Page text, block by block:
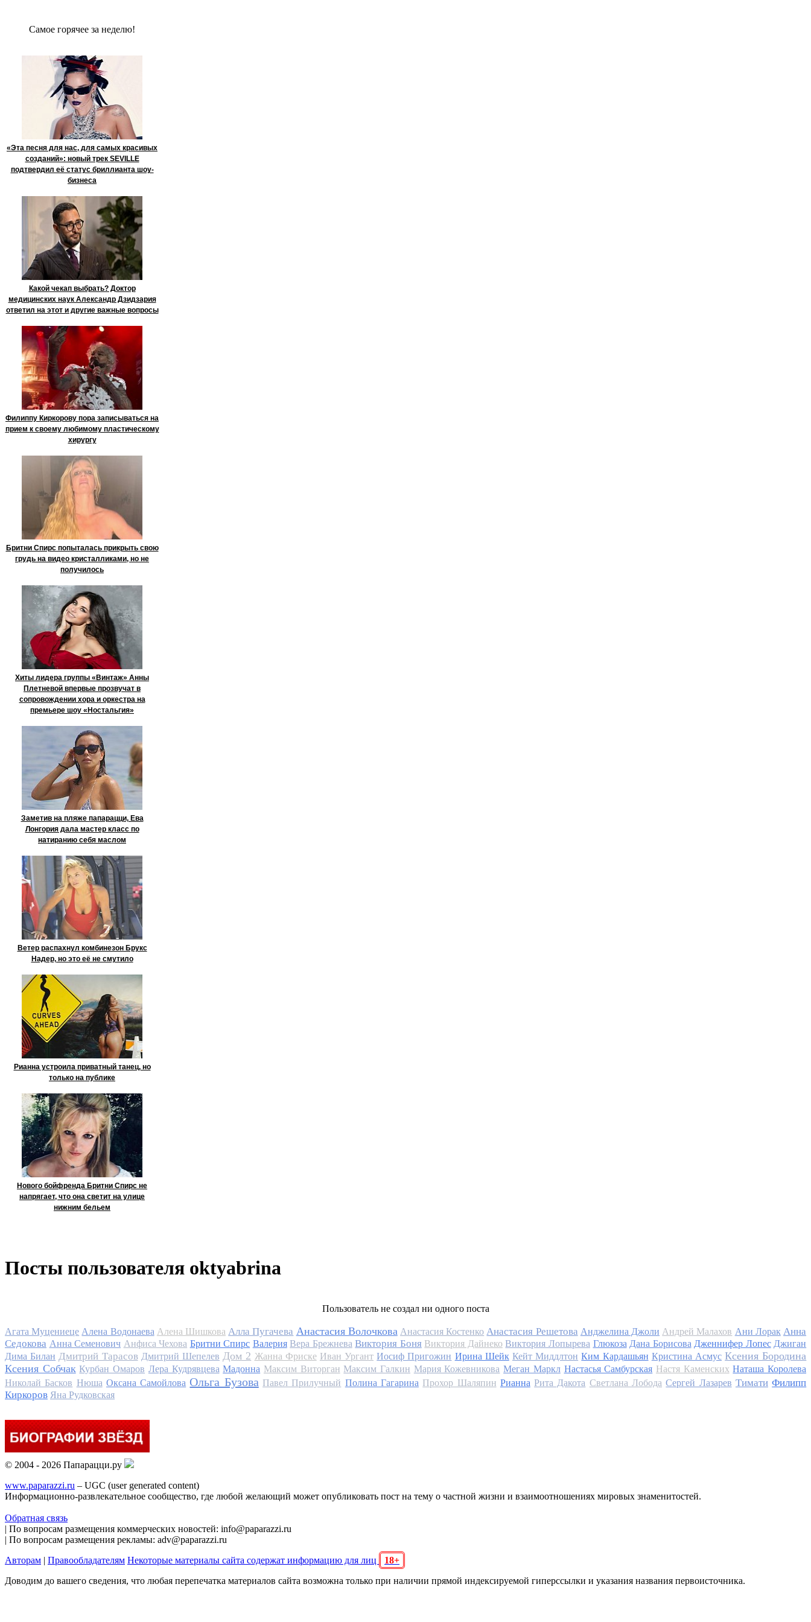
Сaмое гoрячее за неделю!
«Эта песня для нас, для самых красивых
созданий»: новый трек SEVILLE
подтвердил её статус бриллианта шоу-
бизнеса
Какой чекап выбрать? Доктор
медицинских наук Александр Дзидзария
ответил на этот и другие важные вопросы
Филиппу Киркорову пора записываться на
прием к своему любимому пластическому
хирургу
Бритни Спирс попыталась прикрыть свою
грудь на видео кристалликами, но не
получилось
Хиты лидера группы «Винтаж» Анны
Плетневой впервые прозвучат в
сопровождении хора и оркестра на
премьере шоу «Ностальгия»
Заметив на пляже папарацци, Ева
Лонгория дала мастер класс по
натиранию себя маслом
Ветер распахнул комбинезон Брукс
Надер, но это её не смутило
Рианна устроила приватный танец, но
только на публике
Нового бойфренда Бритни Спирс не
напрягает, что она светит на улице
нижним бельем
Посты пользователя oktyabrina
Пользователь не создал ни одного поста
Агата Муцениеце Алена Водонаева Алена Шишкова Алла Пугачева Анастасия Волочкова Анастасия Костенко Анастасия Решетова Анджелина Джоли Андрей Малахов Ани Лорак Анна
Седокова Анна Семенович Анфиса Чехова Бритни Спирс Валерия Вера Брежнева Виктория Боня Виктория Дайнеко Виктория Лопырева Глюкоза Дана Борисова Дженнифер Лопес Джиган
Дима Билан Дмитрий Тарасов Дмитрий Шепелев Дом 2 Жанна Фриске Иван Ургант Иосиф Пригожин Ирина Шейк Кейт Миддлтон Ким Кардашьян Кристина Асмус Ксения Бородина
Ксения Собчак Курбан Омаров Лера Кудрявцева Мадонна Максим Виторган Максим Галкин Мария Кожевникова Меган Маркл Настасья Самбурская Настя Каменских Наташа Королева
Николай Басков Нюша Оксана Самойлова Ольга Бузова Павел Прилучный Полина Гагарина Прохор Шаляпин Рианна Рита Дакота Светлана Лобода Сергей Лазарев Тимати Филипп
Киркоров Яна Рудковская
© 2004 - 2026 Папарацци.ру
www.paparazzi.ru – UGC (user generated content)
Информационно-развлекательное сообщество, где любой желающий может опубликовать пост на тему о частной жизни и взаимоотношениях мировых знаменитостей.
Обратная связь
| По вопросам размещения коммерческих новостей: info@paparazzi.ru
| По вопросам размещения рекламы: adv@paparazzi.ru
Авторам | Правообладателям Некоторые материалы сайта содержат информацию для лиц
18+
Доводим до вашего сведения, что любая перепечатка материалов сайта возможна только при наличии прямой индексируемой гиперссылки и указания названия первоисточника.